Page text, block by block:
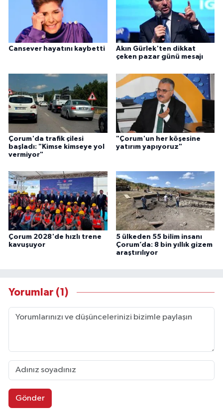
Cansever hayatını kaybetti
Akın Gürlek'ten dikkat
çeken pazar günü mesajı
Çorum'da trafik çilesi
başladı: "Kimse kimseye yol
vermiyor"
"Çorum'un her köşesine
yatırım yapıyoruz"
Çorum 2028'de hızlı trene
kavuşuyor
5 ülkeden 55 bilim insanı
Çorum’da: 8 bin yıllık gizem
araştırılıyor
Yorumlar (1)
Gönder